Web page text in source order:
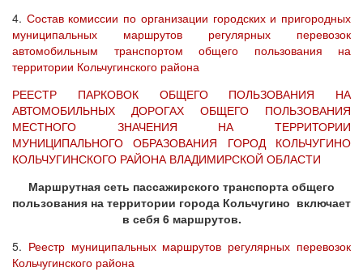
4. Состав комиссии по организации городских и пригородных
муниципальных маршрутов регулярных перевозок
автомобильным транспортом общего пользования на
территории Кольчугинского района
РЕЕСТР ПАРКОВОК ОБЩЕГО ПОЛЬЗОВАНИЯ НА
АВТОМОБИЛЬНЫХ ДОРОГАХ ОБЩЕГО ПОЛЬЗОВАНИЯ
МЕСТНОГО ЗНАЧЕНИЯ НА ТЕРРИТОРИИ
МУНИЦИПАЛЬНОГО ОБРАЗОВАНИЯ ГОРОД КОЛЬЧУГИНО
КОЛЬЧУГИНСКОГО РАЙОНА ВЛАДИМИРСКОЙ ОБЛАСТИ
Маршрутная сеть пассажирского транспорта общего
пользования на территории города Кольчугино включает
в себя 6 маршрутов.
5. Реестр муниципальных маршрутов регулярных перевозок
Кольчугинского района